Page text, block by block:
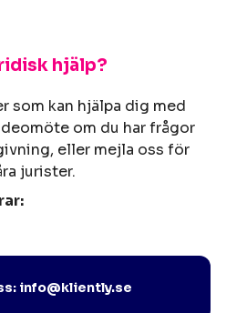
hjälp?
som kan hjälpa dig med
om du har frågor
eller mejla oss för
jurister.
info@kliently.se